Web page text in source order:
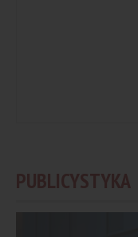
PUBLICYSTYKA